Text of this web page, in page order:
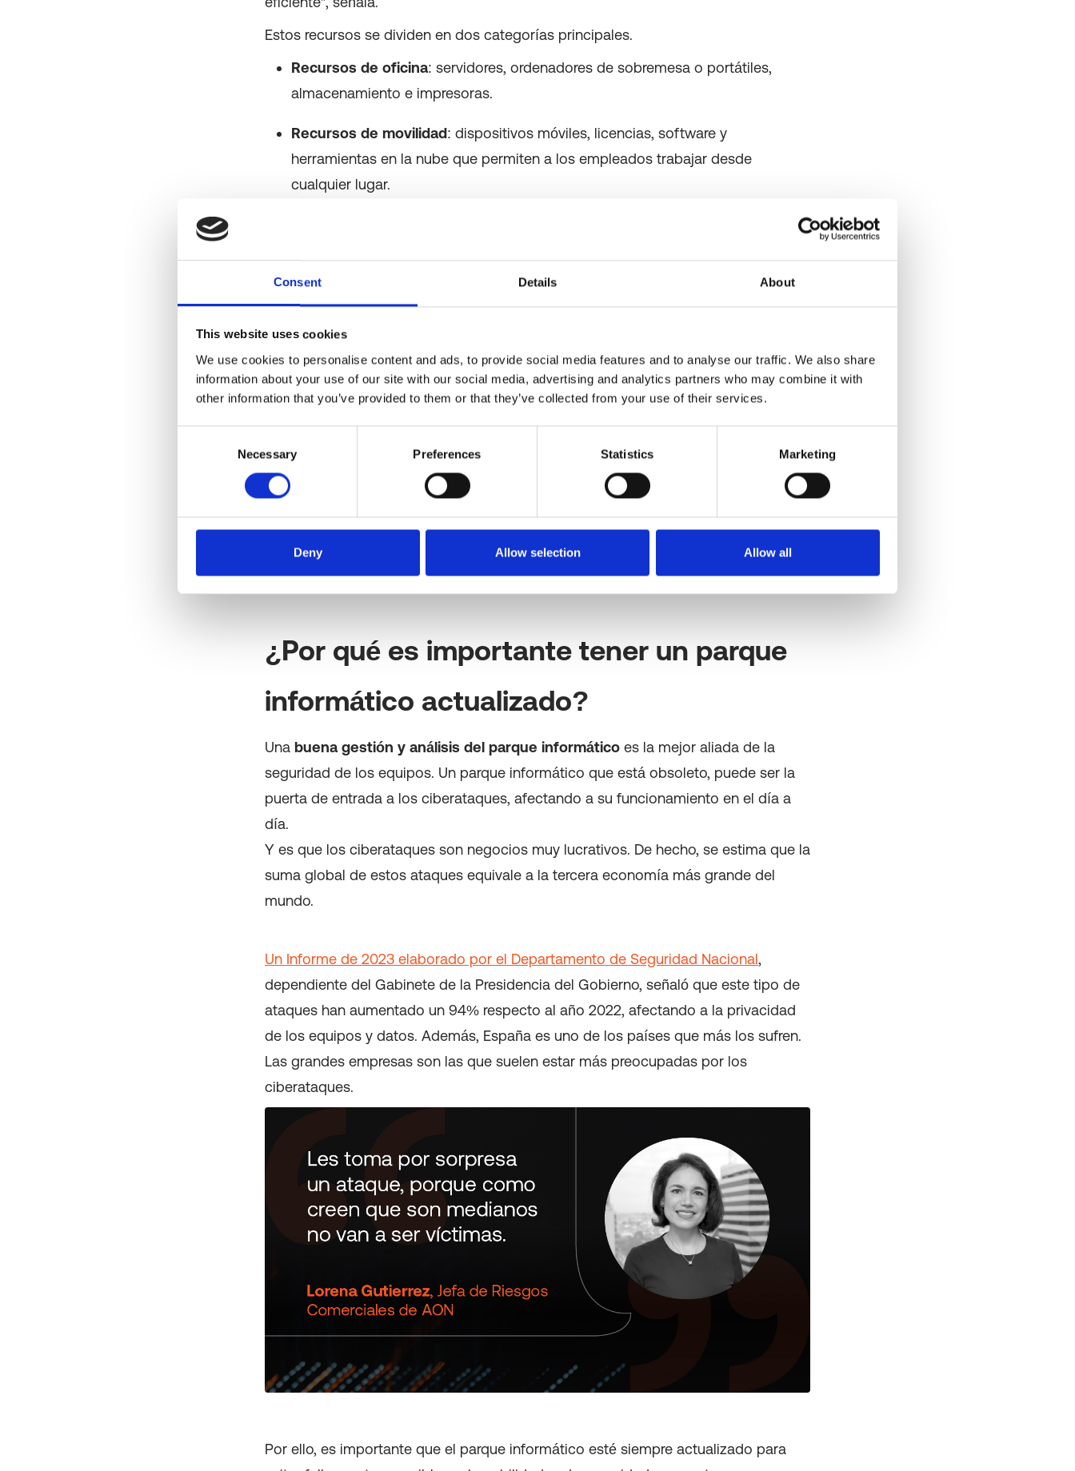
Consent Details About
This website uses cookies
We use cookies to personalise content and ads, to provide social media features and to analyse our traffic. We also share
information about your use of our site with our social media, advertising and analytics partners who may combine it with
other information that you’ve provided to them or that they’ve collected from your use of their services.
Necessary Preferences Statistics Marketing
Deny Allow selection Allow all
Estos recursos se dividen en dos categorías principales.
Recursos de oficina: servidores, ordenadores de sobremesa o portátiles,
almacenamiento e impresoras.
Recursos de movilidad: dispositivos móviles, licencias, software y
herramientas en la nube que permiten a los empleados trabajar desde
cualquier lugar.
optimización de recursos y seguimiento constante de la infraestructura.
¿Por qué es importante tener un parque
informático actualizado?
Una buena gestión y análisis del parque informático es la mejor aliada de la
seguridad de los equipos. Un parque informático que está obsoleto, puede ser la
puerta de entrada a los ciberataques, afectando a su funcionamiento en el día a
día.
Y es que los ciberataques son negocios muy lucrativos. De hecho, se estima que la
suma global de estos ataques equivale a la tercera economía más grande del
mundo.
Un Informe de 2023 elaborado por el Departamento de Seguridad Nacional,
dependiente del Gabinete de la Presidencia del Gobierno, señaló que este tipo de
ataques han aumentado un 94% respecto al año 2022, afectando a la privacidad
de los equipos y datos. Además, España es uno de los países que más los sufren.
Las grandes empresas son las que suelen estar más preocupadas por los
ciberataques.
Por ello, es importante que el parque informático esté siempre actualizado para